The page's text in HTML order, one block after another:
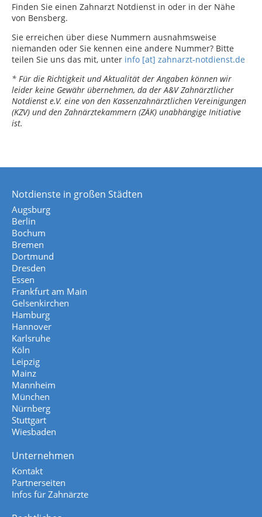
Finden Sie einen Zahnarzt Notdienst in oder in der Nähe
von Bensberg.
Sie erreichen über diese Nummern ausnahmsweise
niemanden oder Sie kennen eine andere Nummer? Bitte
teilen Sie uns das mit, unter info [at] zahnarzt-notdienst.de
* Für die Richtigkeit und Aktualität der Angaben können wir
leider keine Gewähr übernehmen, da der A&V Zahnärztlicher
Notdienst e.V. eine von den Kassenzahnärztlichen Vereinigungen
(KZV) und den Zahnärztekammern (ZÄK) unabhängige Initiative
ist.
Notdienste in großen Städten
Augsburg
Berlin
Bochum
Bremen
Dortmund
Dresden
Essen
Frankfurt am Main
Gelsenkirchen
Hamburg
Hannover
Karlsruhe
Köln
Leipzig
Mainz
Mannheim
München
Nürnberg
Stuttgart
Wiesbaden
Unternehmen
Kontakt
Partnerseiten
Infos für Zahnärzte